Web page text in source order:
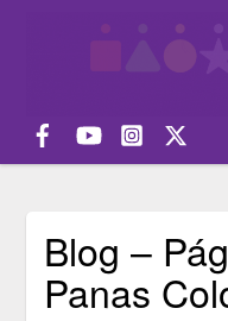
Blog –
Panas